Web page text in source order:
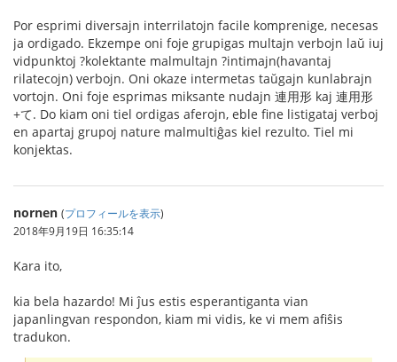
Por esprimi diversajn interrilatojn facile komprenige, necesas
ja ordigado. Ekzempe oni foje grupigas multajn verbojn laŭ iuj
vidpunktoj ?kolektante malmultajn ?intimajn(havantaj
rilatecojn) verbojn. Oni okaze intermetas taŭgajn kunlabrajn
vortojn. Oni foje esprimas miksante nudajn 連用形 kaj 連用形
+て. Do kiam oni tiel ordigas aferojn, eble fine listigataj verboj
en apartaj grupoj nature malmultiĝas kiel rezulto. Tiel mi
konjektas.
nornen (プロフィールを表示)
2018年9月19日 16:35:14
Kara ito,
kia bela hazardo! Mi ĵus estis esperantiganta vian
japanlingvan respondon, kiam mi vidis, ke vi mem afiŝis
tradukon.